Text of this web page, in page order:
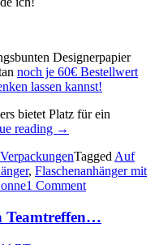
Designerpapier
noch je 60€ Bestellwert
lassen kannst!
bietet Platz für ein
reading „Auf
–
diese
erfrischenden,
→
VerpackungenTagged Auf
, Flaschenanhänger mit
1 Comment
Teamtreffen…